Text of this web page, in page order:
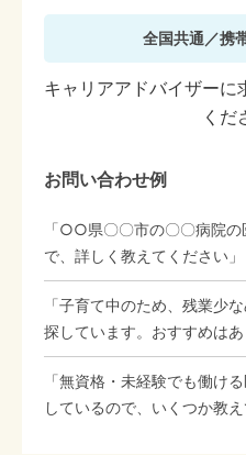
全国共通／携
キャリアアドバイザーに
くだ
お問い合わせ例
「○○県〇〇市の〇〇病院
で、詳しく教えてください」
「子育て中のため、残業少
探しています。おすすめはあ
「無資格・未経験でも働け
しているので、いくつか教